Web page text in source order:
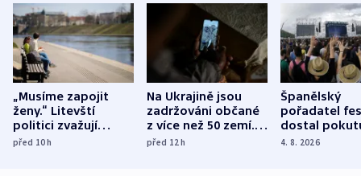
„Musíme zapojit
ženy.“ Litevští
politici zvažují
dohodu o
před 10h
Na Ukrajině jsou
zadržováni občané
z více než 50 zemí.
Bojovali na straně
před 12h
Španělský
pořadatel
dostal
nekalé
4. 8. 2026